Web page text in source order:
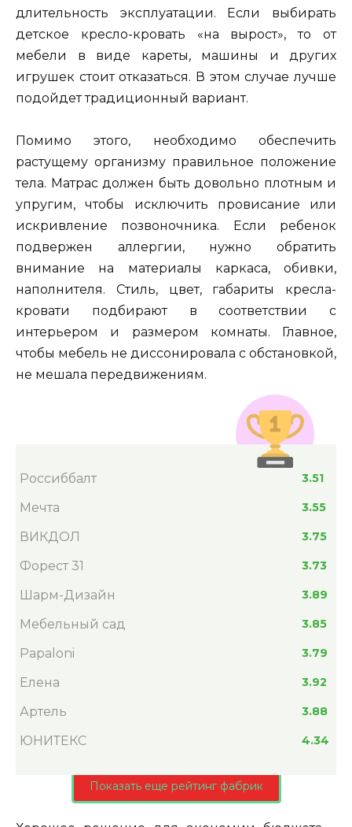
длительность эксплуатации. Если выбирать
детское кресло-кровать «на вырост», то от
мебели в виде кареты, машины и других
игрушек стоит отказаться. В этом случае лучше
подойдет традиционный вариант.
Помимо этого, необходимо обеспечить
растущему организму правильное положение
тела. Матрас должен быть довольно плотным и
упругим, чтобы исключить провисание или
искривление позвоночника. Если ребенок
подвержен аллергии, нужно обратить
внимание на материалы каркаса, обивки,
наполнителя. Стиль, цвет, габариты кресла-
кровати подбирают в соответствии с
интерьером и размером комнаты. Главное,
чтобы мебель не диссонировала с обстановкой,
не мешала передвижениям.
Россиббалт 3.51
Мечта 3.55
ВИКДОЛ 3.75
Форест 31 3.73
Шарм-Дизайн 3.89
Мебельный сад 3.85
Papaloni 3.79
Елена 3.92
Артель 3.88
ЮНИТЕКС 4.34
Показать еще рейтинг фабрик